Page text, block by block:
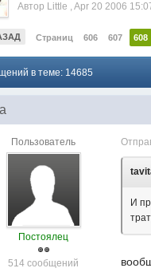
Автор Little ,Apr 20 2006
Страниц 606 607 608
в теме: 14685
Пользователь
Постоялец
514 сообщений
И